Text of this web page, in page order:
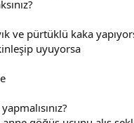
ve pürtüklü kaka
uyuyorsa